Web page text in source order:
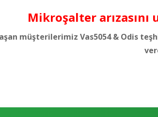
Mikroşalter
müşterilerimiz Vas5054 & Odis